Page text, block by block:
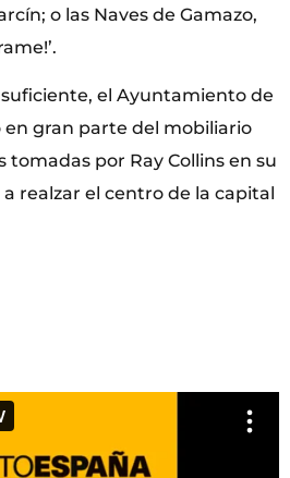
o las Naves de Gamazo,
el Ayuntamiento de
gran parte del mobiliario
tomadas por Ray Collins en su
a realzar el centro de la capital